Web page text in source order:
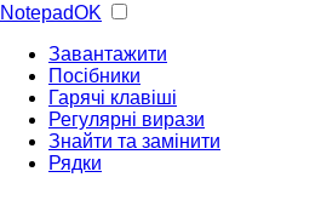
NotepadOK
Завантажити
Посібники
Гарячі клавіші
Регулярні вирази
Знайти та замінити
Рядки